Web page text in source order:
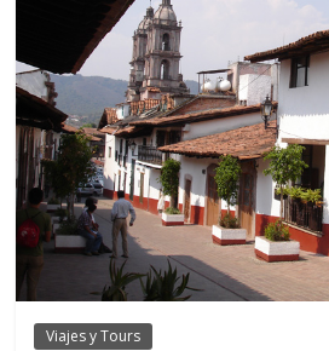
Viajes y Tours